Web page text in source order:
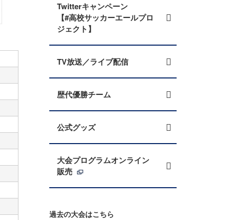
Twitterキャンペーン
【#高校サッカーエールプロ
ジェクト】
TV放送／ライブ配信
歴代優勝チーム
公式グッズ
大会プログラムオンライン
販売
過去の大会はこちら